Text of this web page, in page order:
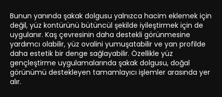
Bunun yanında şakak dolgusu yalnızca hacim eklemek için
değil, yüz kontürünü bütüncül şekilde iyileştirmek için de
uygulanır. Kaş çevresinin daha destekli görünmesine
yardımcı olabilir, yüz ovalini yumuşatabilir ve yan profilde
daha estetik bir denge sağlayabilir. Özellikle yüz
gençleştirme uygulamalarında şakak dolgusu, doğal
görünümü destekleyen tamamlayıcı işlemler arasında yer
alır.